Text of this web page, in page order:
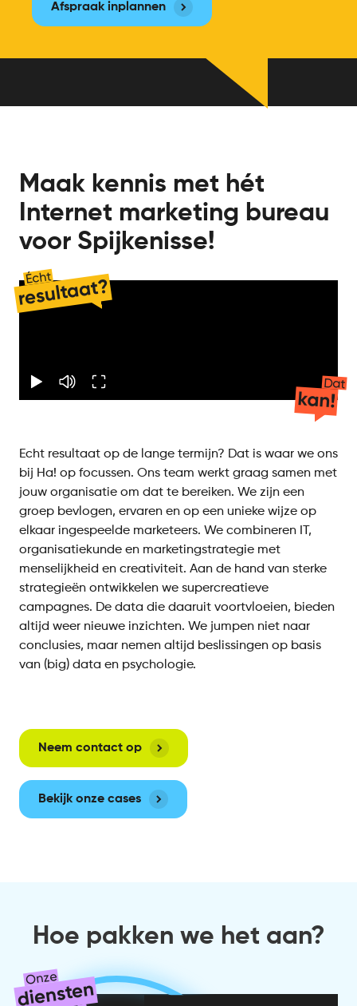
Afspraak inplannen
Maak kennis met hét
Internet marketing bureau
voor Spijkenisse!
Écht
resultaat?
Dat
kan!
Echt resultaat op de lange termijn? Dat is waar we ons
bij Ha! op focussen. Ons team werkt graag samen met
jouw organisatie om dat te bereiken. We zijn een
groep bevlogen, ervaren en op een unieke wijze op
elkaar ingespeelde marketeers. We combineren IT,
organisatiekunde en marketingstrategie met
menselijkheid en creativiteit. Aan de hand van sterke
strategieën ontwikkelen we supercreatieve
campagnes. De data die daaruit voortvloeien, bieden
altijd weer nieuwe inzichten. We jumpen niet naar
conclusies, maar nemen altijd beslissingen op basis
van (big) data en psychologie.
Neem contact op
Bekijk onze cases
Hoe pakken we het aan?
Onze
diensten